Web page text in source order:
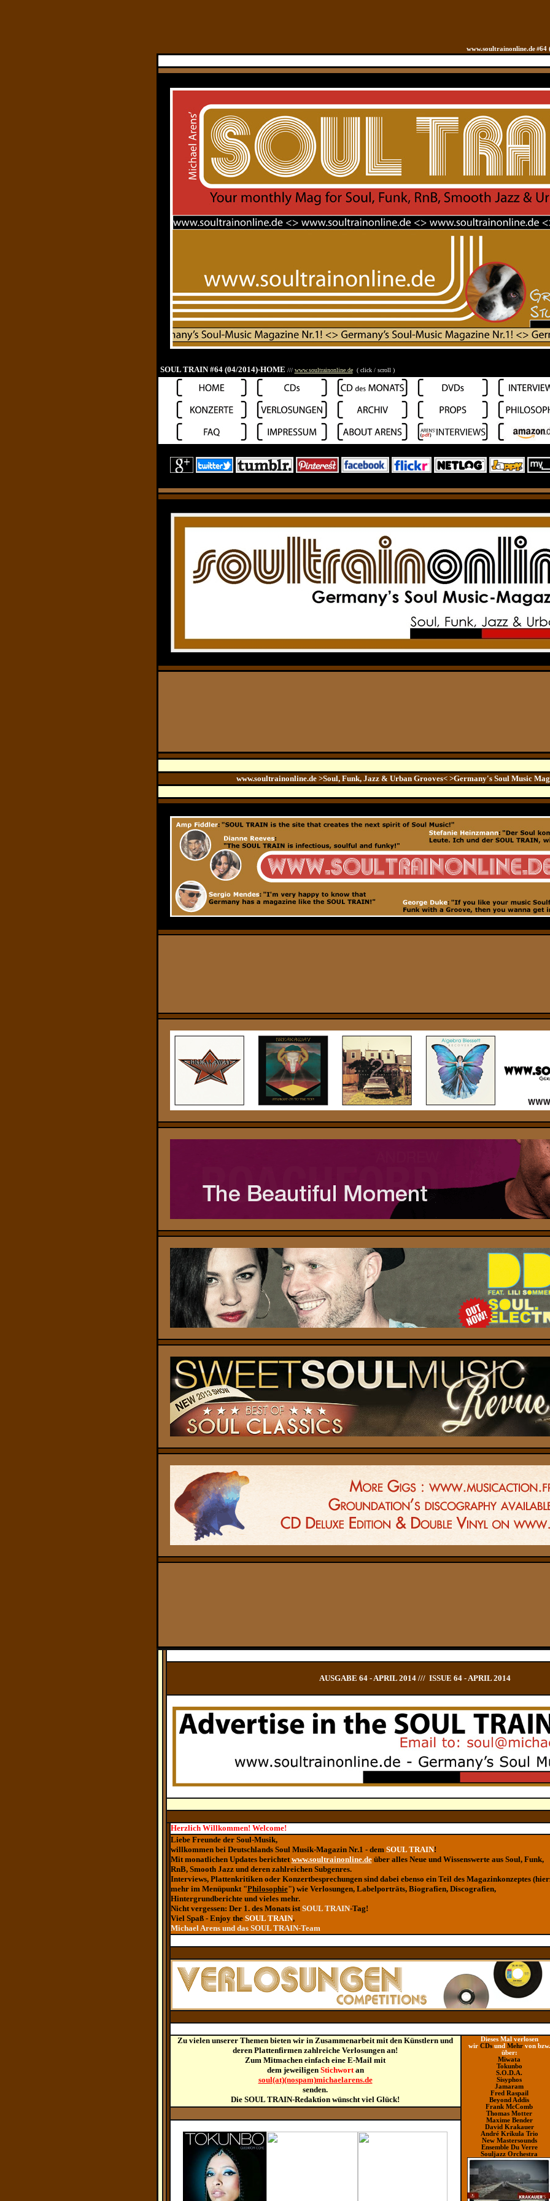
www.soultrainonline.de #64
SOUL TRAIN #64 (04/2014)-HOME /// www.soultrainonline.de( click / scroll )
www.soultrainonline.de >Soul, Funk, Jazz & Urban Grooves< >Germany's Soul Music
AUSGABE 64 - APRIL 2014 /// ISSUE 64 - APRIL 2014
Herzlich Willkommen! Welcome!
Liebe Freunde der Soul-Musik,
willkommen bei Deutschlands Soul Musik-Magazin Nr.1 - dem SOUL TRAIN!
Mit monatlichen Updates berichtetwww.soultrainonline.deüber alles Neue und Wissenswerte aus Soul, Funk,
RnB, Smooth Jazz und deren zahlreichen Subgenres.
Interviews, Plattenkritiken oder Konzertbesprechungen sind dabei ebenso ein Teil des Magazinkonzeptes
mehr im Menüpunkt "Philosophie") wie Verlosungen, Labelporträts, Biografien, Discografien,
Hintergrundberichte und vieles mehr.
Nicht vergessen: Der 1. des Monats istSOUL TRAIN-Tag!
Viel Spaß - Enjoy the SOUL TRAIN,
Michael Arens und das SOUL TRAIN-Team
Zu vielen unserer Themen bieten wir in Zusammenarbeit mit den Künstlern und
deren Plattenfirmen zahlreiche Verlosungen an!
Zum Mitmachen einfach eine E-Mail mit
dem jeweiligen Stichwortan
soul(at)(nospam)michaelarens.de
senden.
Die SOUL TRAIN-Redaktion wünscht viel Glück!
Dieses Mal verlosen
wir CDsund Mehr von bzw.
über:
Miwata
Tokunbo
S.O.D.A.
Sisyphos
Jamaram
Fred Raspail
Beyond Addis
Frank McComb
Thomas Motter
Maxime Bender
David Krakauer
André Krikula Trio
New Mastersounds
Ensemble Du Verre
Souljazz Orchestra